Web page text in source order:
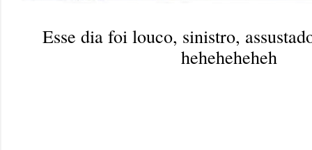
Esse dia foi louco, sinistro,
heheheheheh